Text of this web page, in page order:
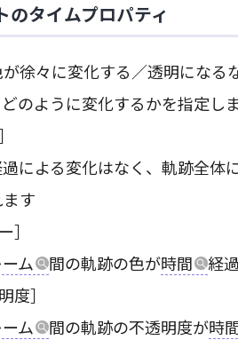
のタイムプロパティ
徐々に変化する／透明になる
のように変化するかを指定し
による変化はなく、軌跡全体
す
］
ム
間の軌跡の色が時間
経
度］
ム
間の軌跡の不透明度が時